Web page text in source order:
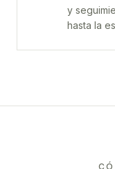
y
hasta la